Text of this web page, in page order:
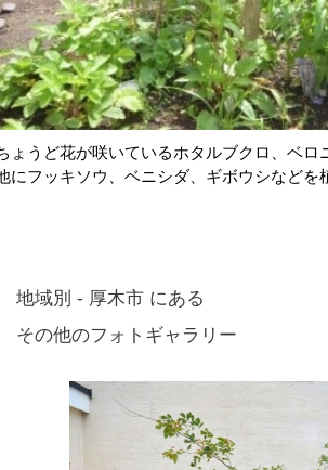
ょうど花が咲いているホタルブクロ、ベロ
にフッキソウ、ベニシダ、ギボウシなどを
地域別 - 厚木市 にある
その他のフォトギャラリー